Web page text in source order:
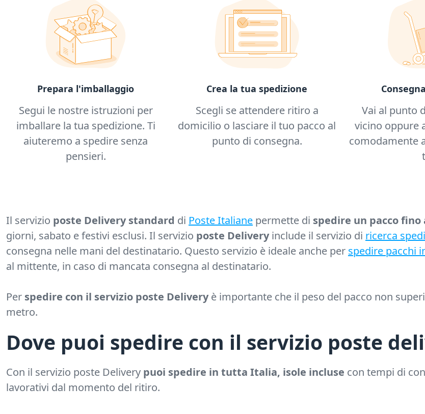
Prepara l'imballaggio
Segui le nostre istruzioni per
imballare la tua spedizione. Ti
aiuteremo a spedire senza
pensieri.
Crea la tua spedizione
Scegli se attendere ritiro a
domicilio o lasciare il tuo pacco al
punto di consegna.
Vai al punto
vicino oppure
comodamente
Il servizio poste Delivery standard di Poste Italiane permette di spedire un pacco
giorni, sabato e festivi esclusi. Il servizio poste Deliveryinclude il servizio di ricerca
consegna nelle mani del destinatario. Questo servizio è ideale anche per spedire pacchi
al mittente, in caso di mancata consegna al destinatario.
Per spedire con il servizio poste Deliveryè importante che il peso del pacco non
metro.
Dove puoi spedire con il servizio poste
Con il servizio poste Delivery puoi spedire in tutta Italia, isole incluse con tempi di
lavorativi dal momento del ritiro.